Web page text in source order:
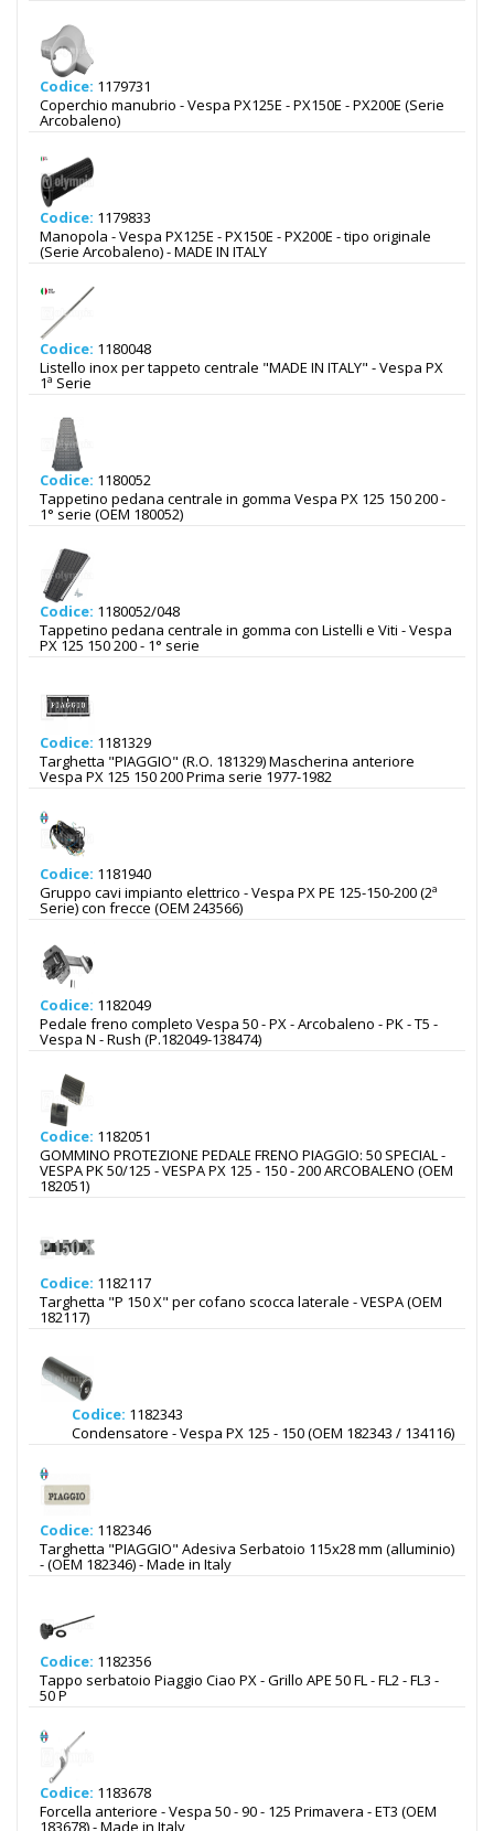
Codice: 1179731
Coperchio manubrio - Vespa PX125E - PX150E - PX200E (Serie
Arcobaleno)
Codice: 1179833
Manopola - Vespa PX125E - PX150E - PX200E - tipo originale
(Serie Arcobaleno) - MADE IN ITALY
Codice: 1180048
Listello inox per tappeto centrale "MADE IN ITALY" - Vespa PX
1ª Serie
Codice: 1180052
Tappetino pedana centrale in gomma Vespa PX 125 150 200 -
1° serie (OEM 180052)
Codice: 1180052/048
Tappetino pedana centrale in gomma con Listelli e Viti - Vespa
PX 125 150 200 - 1° serie
Codice: 1181329
Targhetta "PIAGGIO" (R.O. 181329) Mascherina anteriore
Vespa PX 125 150 200 Prima serie 1977-1982
Codice: 1181940
Gruppo cavi impianto elettrico - Vespa PX PE 125-150-200 (2ª
Serie) con frecce (OEM 243566)
Codice: 1182049
Pedale freno completo Vespa 50 - PX - Arcobaleno - PK - T5 -
Vespa N - Rush (P.182049-138474)
Codice: 1182051
GOMMINO PROTEZIONE PEDALE FRENO PIAGGIO: 50 SPECIAL -
VESPA PK 50/125 - VESPA PX 125 - 150 - 200 ARCOBALENO (OEM
182051)
Codice: 1182117
Targhetta "P 150 X" per cofano scocca laterale - VESPA (OEM
182117)
Codice: 1182343
Condensatore - Vespa PX 125 - 150 (OEM 182343 / 134116)
Codice: 1182346
Targhetta "PIAGGIO" Adesiva Serbatoio 115x28 mm (alluminio)
- (OEM 182346) - Made in Italy
Codice: 1182356
Tappo serbatoio Piaggio Ciao PX - Grillo APE 50 FL - FL2 - FL3 -
50 P
Codice: 1183678
Forcella anteriore - Vespa 50 - 90 - 125 Primavera - ET3 (OEM
183678) - Made in Italy